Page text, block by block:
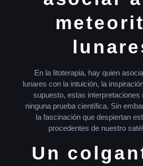
En la litoterapia, hay quien
lunares con la intuición, la
supuesto, estas interpretaciones
ninguna prueba científica. Sin
la fascinación que despiertan
procedentes de nuestro
Un